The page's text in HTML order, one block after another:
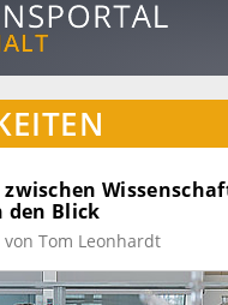
den Blick
von Tom Leonhardt